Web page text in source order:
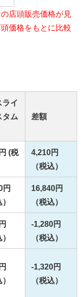
店頭販売価格が見
価格をもとに比較
ライ
タム
差額
(税
4,210円
（税込）
円
16,840円
（税込）
-1,280円
（税込）
-1,320円
（税込）